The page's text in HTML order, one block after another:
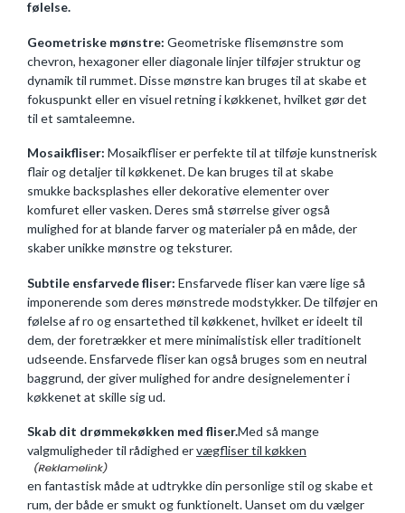
følelse.
Geometriske mønstre: Geometriske flisemønstre som
chevron, hexagoner eller diagonale linjer tilføjer struktur og
dynamik til rummet. Disse mønstre kan bruges til at skabe et
fokuspunkt eller en visuel retning i køkkenet, hvilket gør det
til et samtaleemne.
Mosaikfliser: Mosaikfliser er perfekte til at tilføje kunstnerisk
flair og detaljer til køkkenet. De kan bruges til at skabe
smukke backsplashes eller dekorative elementer over
komfuret eller vasken. Deres små størrelse giver også
mulighed for at blande farver og materialer på en måde, der
skaber unikke mønstre og teksturer.
Subtile ensfarvede fliser: Ensfarvede fliser kan være lige så
imponerende som deres mønstrede modstykker. De tilføjer en
følelse af ro og ensartethed til køkkenet, hvilket er ideelt til
dem, der foretrækker et mere minimalistisk eller traditionelt
udseende. Ensfarvede fliser kan også bruges som en neutral
baggrund, der giver mulighed for andre designelementer i
køkkenet at skille sig ud.
Skab dit drømmekøkken med fliser.Med så mange
valgmuligheder til rådighed ervægfliser til køkken
en fantastisk måde at udtrykke din personlige stil og skabe et
rum, der både er smukt og funktionelt. Uanset om du vælger